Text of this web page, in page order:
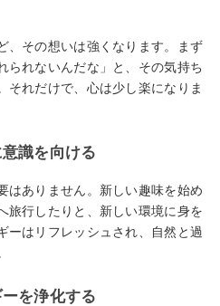
、その想いは強くなります。まず
られないんだな」と、その気持ち
それだけで、心は少し楽になりま
識を向ける
はありません。新しい趣味を始め
旅行したりと、新しい環境に身を
ーはリフレッシュされ、自然と過
を浄化する